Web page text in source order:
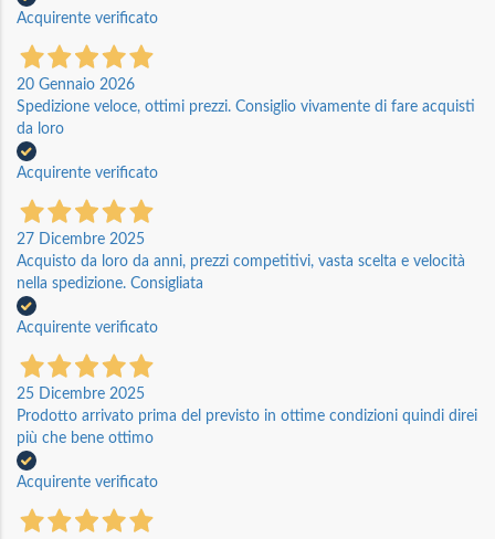
Acquirente verificato
20 Gennaio 2026
Spedizione veloce, ottimi prezzi. Consiglio vivamente di fare acquisti
da loro
Acquirente verificato
27 Dicembre 2025
Acquisto da loro da anni, prezzi competitivi, vasta scelta e velocità
nella spedizione. Consigliata
Acquirente verificato
25 Dicembre 2025
Prodotto arrivato prima del previsto in ottime condizioni quindi direi
più che bene ottimo
Acquirente verificato